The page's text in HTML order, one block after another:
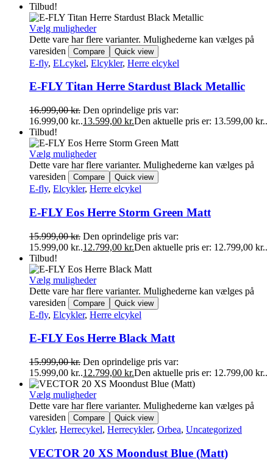
Tilbud!
Vælg muligheder
Dette vare har flere varianter. Mulighederne kan vælges på
varesiden
Compare Quick view
E-fly, ELcykel, Elcykler, Herre elcykel
E-FLY Titan Herre Stardust Black Metallic
16.999,00kr. Den oprindelige pris var:
16.999,00 kr..13.599,00 kr.Den aktuelle pris er: 13.599,00 kr..
Tilbud!
Vælg muligheder
Dette vare har flere varianter. Mulighederne kan vælges på
varesiden
Compare Quick view
E-fly, Elcykler, Herre elcykel
E-FLY Eos Herre Storm Green Matt
15.999,00kr. Den oprindelige pris var:
15.999,00 kr..12.799,00 kr.Den aktuelle pris er: 12.799,00 kr..
Tilbud!
Vælg muligheder
Dette vare har flere varianter. Mulighederne kan vælges på
varesiden
Compare Quick view
E-fly, Elcykler, Herre elcykel
E-FLY Eos Herre Black Matt
15.999,00kr. Den oprindelige pris var:
15.999,00 kr..12.799,00 kr.Den aktuelle pris er: 12.799,00 kr..
Vælg muligheder
Dette vare har flere varianter. Mulighederne kan vælges på
varesiden
Compare Quick view
Cykler, Herrecykel, Herrecykler, Orbea, Uncategorized
VECTOR 20 XS Moondust Blue (Matt)